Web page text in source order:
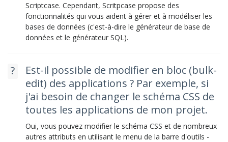
Scriptcase. Cependant, Scritpcase propose des
fonctionnalités qui vous aident à gérer et à modéliser les
bases de données (c'est-à-dire le générateur de base de
données et le générateur SQL).
Est-il possible de modifier en bloc (bulk-
edit) des applications ? Par exemple, si
j'ai besoin de changer le schéma CSS de
toutes les applications de mon projet.
Oui, vous pouvez modifier le schéma CSS et de nombreux
autres attributs en utilisant le menu de la barre d'outils -